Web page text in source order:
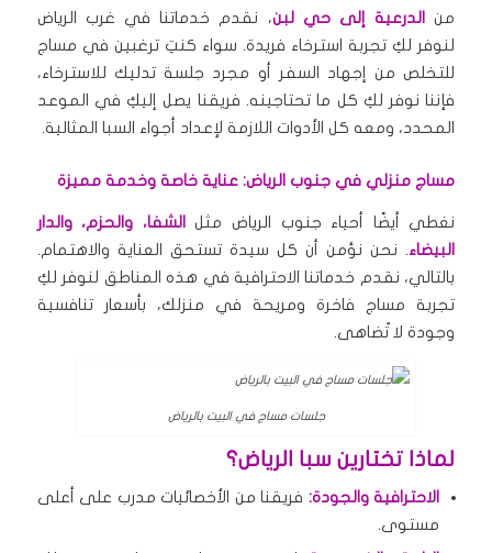
من الدرعية إلى حي لبن، نقدم خدماتنا في غرب الرياض
لنوفر لكِ تجربة استرخاء فريدة. سواء كنتِ ترغبين في مساج
للتخلص من إجهاد السفر أو مجرد جلسة تدليك للاسترخاء،
فإننا نوفر لكِ كل ما تحتاجينه. فريقنا يصل إليكِ في الموعد
المحدد، ومعه كل الأدوات اللازمة لإعداد أجواء السبا المثالية.
مساج منزلي في جنوب الرياض: عناية خاصة وخدمة مميزة
نغطي أيضًا أحياء جنوب الرياض مثلالشفا، والحزم، والدار
البيضاء. نحن نؤمن أن كل سيدة تستحق العناية والاهتمام.
بالتالي، نقدم خدماتنا الاحترافية في هذه المناطق لنوفر لكِ
تجربة مساج فاخرة ومريحة في منزلك، بأسعار تنافسية
وجودة لا تُضاهى.
جلسات مساج في البيت بالرياض
لماذا تختارين سبا الرياض؟
الاحترافية والجودة: فريقنا من الأخصائيات مدرب على أعلى
مستوى.